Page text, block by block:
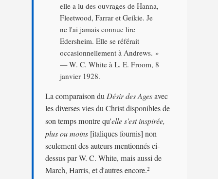
elle a lu des ouvrages de Hanna,
Fleetwood, Farrar et Geikie. Je
ne l'ai jamais connue lire
Edersheim. Elle se référait
occasionnellement à Andrews. »
— W. C. White à L. E. Froom, 8
janvier 1928.
La comparaison du Désir des Agesavec
les diverses vies du Christ disponibles de
son temps montre qu'elle s'est inspirée,
plus ou moins[italiques fournis] non
seulement des auteurs mentionnés ci-
dessus par W. C. White, mais aussi de
March, Harris, et d'autres encore.2